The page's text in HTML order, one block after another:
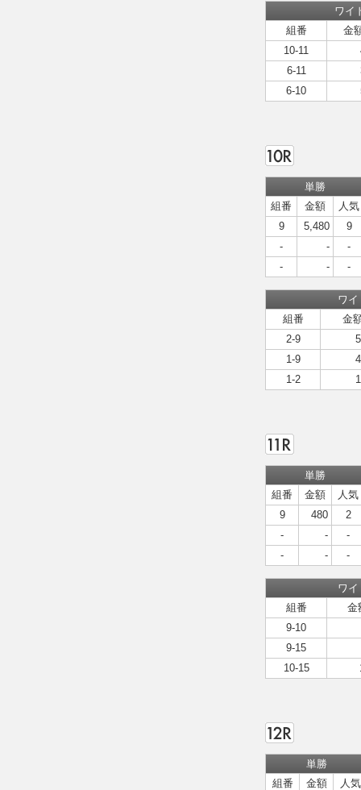
ワイ
組番
金
10-11
6-11
6-10
単勝
組番
金額
人気
9
5,480
9
-
-
-
-
- -
ワイ
組番
金
2-9
1-9
1-2
単勝
組番
金額
人気
9
480
2
-
-
-
-
- -
ワイ
組番
金
9-10
9-15
10-15
単勝
組番
金額
人気